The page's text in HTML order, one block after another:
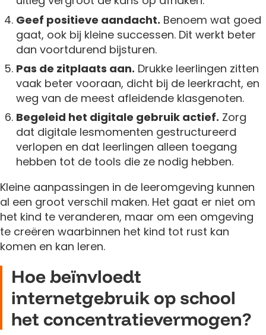
Geef positieve aandacht. Benoem wat goed
gaat, ook bij kleine successen. Dit werkt beter
dan voortdurend bijsturen.
Pas de zitplaats aan. Drukke leerlingen zitten
vaak beter vooraan, dicht bij de leerkracht, en
weg van de meest afleidende klasgenoten.
Begeleid het digitale gebruik actief. Zorg
dat digitale lesmomenten gestructureerd
verlopen en dat leerlingen alleen toegang
hebben tot de tools die ze nodig hebben.
Kleine aanpassingen in de leeromgeving kunnen
al een groot verschil maken. Het gaat er niet om
het kind te veranderen, maar om een omgeving
te creëren waarbinnen het kind tot rust kan
komen en kan leren.
Hoe beïnvloedt
internetgebruik op school
het concentratievermogen?